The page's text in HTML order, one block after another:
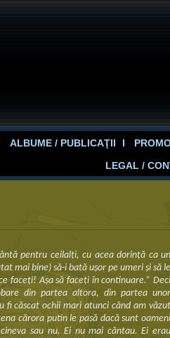
ALBUME / PUBLICAŢII
LEGAL /
pentru ceilalţi, cu acea dorinţă ca un
mai bine) să-i bată uşor pe umeri şi să le
faceţi! Aşa să faceţi în continuare.” Deci
din partea altora, din partea unor
fi căscat ochii mari atunci când am văzut
cărora putin le pasă dacă sunt oameni
sau nu. Ei nu mai cântau. Ei erau